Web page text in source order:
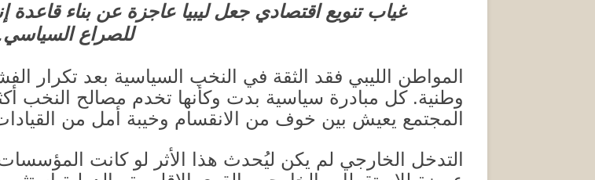
غياب تنويع اقتصادي جعل ليبيا عاجزة عن بناء قاعدة
للصراع السياسي
المواطن الليبي فقد الثقة في النخب السياسية بعد تكرار
وطنية.كل مبادرة سياسية بدت وكأنها تخدم مصالح النخب
المجتمع يعيش بين خوف من الانقسام وخيبة أمل من
التدخل الخارجي لم يكن ليُحدث هذا الأثر لو كانت المؤسسات